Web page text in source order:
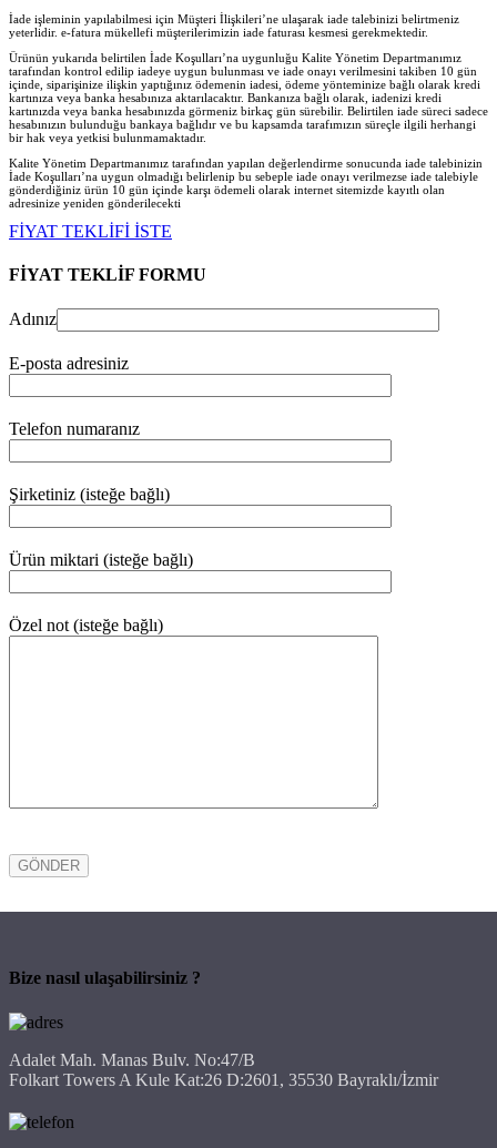
İade işleminin yapılabilmesi için Müşteri İlişkileri’ne ulaşarak iade talebinizi belirtmeniz
yeterlidir. e-fatura mükellefi müşterilerimizin iade faturası kesmesi gerekmektedir.
Ürünün yukarıda belirtilen İade Koşulları’na uygunluğu Kalite Yönetim Departmanımız
tarafından kontrol edilip iadeye uygun bulunması ve iade onayı verilmesini takiben 10 gün
içinde, siparişinize ilişkin yaptığınız ödemenin iadesi, ödeme yönteminize bağlı olarak kredi
kartınıza veya banka hesabınıza aktarılacaktır. Bankanıza bağlı olarak, iadenizi kredi
kartınızda veya banka hesabınızda görmeniz birkaç gün sürebilir. Belirtilen iade süreci sadece
hesabınızın bulunduğu bankaya bağlıdır ve bu kapsamda tarafımızın süreçle ilgili herhangi
bir hak veya yetkisi bulunmamaktadır.
Kalite Yönetim Departmanımız tarafından yapılan değerlendirme sonucunda iade talebinizin
İade Koşulları’na uygun olmadığı belirlenip bu sebeple iade onayı verilmezse iade talebiyle
gönderdiğiniz ürün 10 gün içinde karşı ödemeli olarak internet sitemizde kayıtlı olan
adresinize yeniden gönderilecekti
FİYAT TEKLİFİ İSTE
FİYAT TEKLİF FORMU
Adınız
E-posta adresiniz
Telefon numaranız
Şirketiniz (isteğe bağlı)
Ürün miktari (isteğe bağlı)
Özel not (isteğe bağlı)
Bize nasıl ulaşabilirsiniz ?
Adalet Mah. Manas Bulv. No:47/B
Folkart Towers A Kule Kat:26 D:2601, 35530 Bayraklı/İzmir